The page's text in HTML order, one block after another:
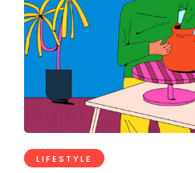
LIFESTYLE